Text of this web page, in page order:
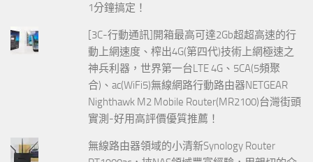
1分鐘搞定！
[3C-行動通訊]開箱最高可達2Gb超超高速的行
動上網速度、榨出4G(第四代)技術上網極速之
神兵利器，世界第一台LTE 4G、5CA(5頻聚
合)、ac(WiFi5)無線網路行動路由器NETGEAR
Nighthawk M2 Mobile Router(MR2100)台灣街頭
實測-好用高評價優質推薦！
無線路由器領域的小清新Synology Router